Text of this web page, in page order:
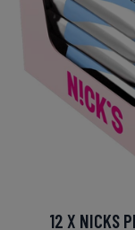
12 X NICKS